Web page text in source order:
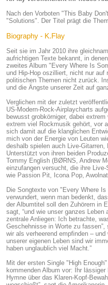
Nach den Vorboten "This Baby
"Solutions". Der Titel prägt die
Biography - K.Flay
Seit sie im Jahr 2010 ihre
aufrichtigen Texte bekannt, in
zweites Album "Every Where Is
und Hip-Hop oszilliert, nicht nur
politischen Themen nicht zurück.
und die Ängste unserer Zeit auf
Verglichen mit der zuletzt
US-Modern-Rock-Airplaycharts
bewusst grobkörniger, dabei
extrem viel Rockmusik gehört, vor
sich damit auf die klanglichen
mich von der Energie von Leuten
deshalb spielen auch Live-
Unterstützt von ihren beiden
Tommy English (BØRNS, Andrew
einzufangen versucht, die ihre
wie Passion Pit, Icona Pop,
Die Songtexte von "Every Where
verwundert, wenn man bedenkt,
der Albumtitel soll den Zuhörern in
sagt, “und wie unser ganzes
zentrale Anliegen: Ich betrachte,
Geschehnisse in Worte zu
wir als verheerend empfinden –
unserer eigenen Leben sind wir
haben unglaublich viel Macht.”
Mit der ersten Single "High
kommenden Album vor: Ihr
Hymne über das Klaren-Kopf-